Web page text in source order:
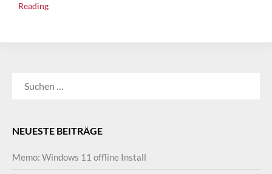
Reading
NEUESTE BEITRÄGE
Memo: Windows 11 offline Install